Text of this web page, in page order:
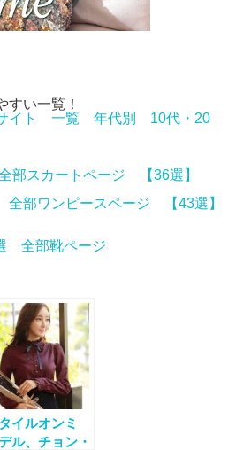
すい一覧！
サイト 一覧 年代別 10代・20
部スカートページ 【36選】
部ワンピースページ 【43選】
全部靴ページ
イルオンミ
ル、チョン・